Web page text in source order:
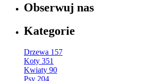
Obserwuj nas
Kategorie
Drzewa 157
Koty 351
Kwiaty 90
Psy 204